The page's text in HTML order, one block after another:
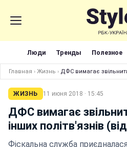
Люди Тренды Полезное
Главная › Жизнь › ДФС вимагає
ЖИЗНЬ 11 июня 2018 · 15:45
ДФС вимагає
інших політв'язнів
Фіскальна служба